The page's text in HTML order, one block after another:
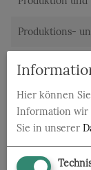
Produktions-
Gesamtbetrag
zzgl. 19% MwSt.
Gesamtbetrag
Hier können
Information wir
Sie in unserer